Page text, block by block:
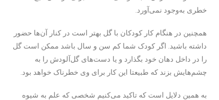
خطری به‌وجود نمی‌آورد.
همچنین در هنگام کار کودکان با گل بهتر است در کنار آن‌ها حضور
داشته باشید. اگر کودک شما کم سن و سال باشد ممکن است گل
را در داخل دهان خود بگذارد و یا دست‌های گل‌آلودش را به
چشم‌هایش بزند که طبیعتا این کار برای وی خطرناک خواهد بود.
به همین دلایل است که تاکید می‌کنیم شخصی که علم به شیوه